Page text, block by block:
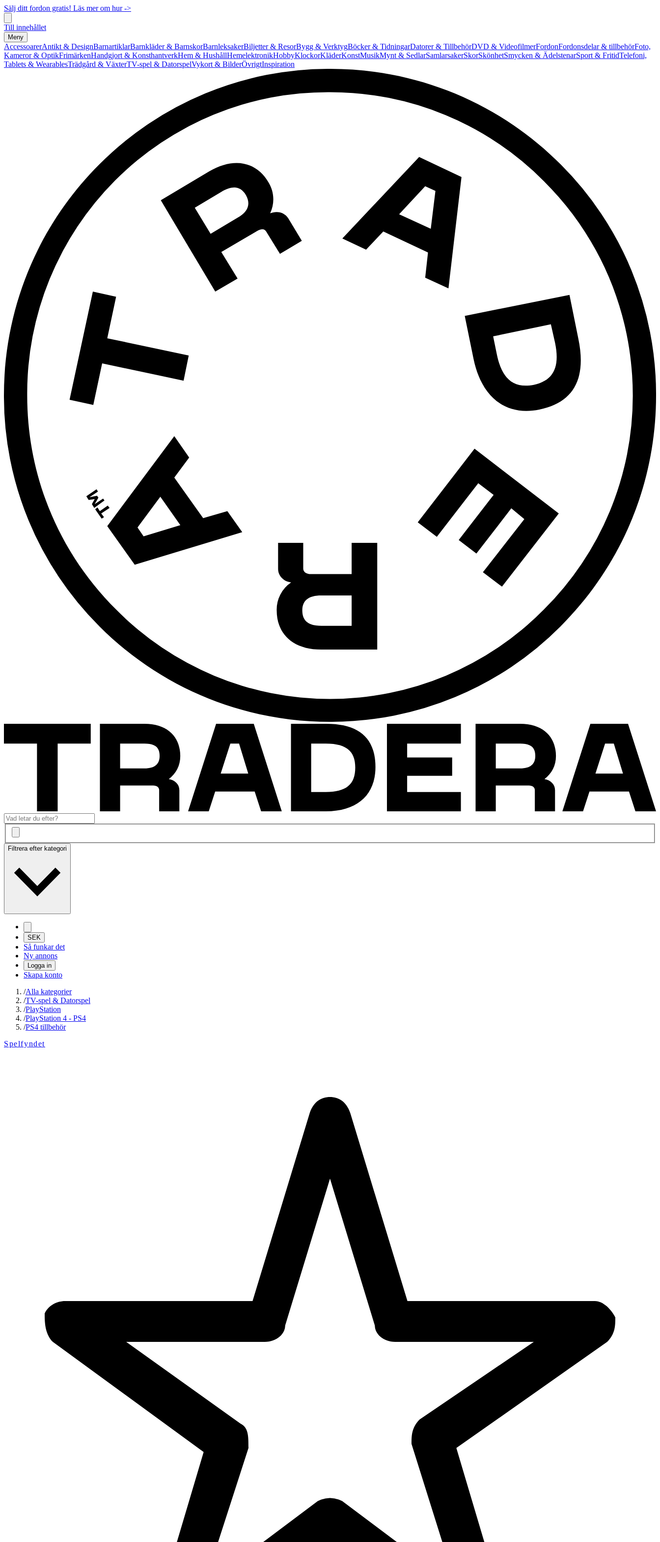
Sälj ditt fordon gratis! Läs mer om hur ->
Till innehållet
Meny
AccessoarerAntikt & DesignBarnartiklarBarnkläder & BarnskorBarnleksakerBiljetter & ResorBygg & VerktygBöcker & TidningarDatorer & TillbehörDVD & VideofilmerFordonFordonsdelar & tillbehörFoto,
Kameror & OptikFrimärkenHandgjort & KonsthantverkHem & HushållHemelektronikHobbyKlockorKläderKonstMusikMynt & SedlarSamlarsakerSkorSkönhetSmycken & ÄdelstenarSport & FritidTelefoni,
Tablets & WearablesTrädgård & VäxterTV-spel & DatorspelVykort & BilderÖvrigtInspiration
Filtrera efter kategori
SEK
Så funkar det
Ny annons
Logga in
Skapa konto
/Alla kategorier
/TV-spel & Datorspel
/PlayStation
/PlayStation 4 - PS4
/PS4 tillbehör
Spelfyndet